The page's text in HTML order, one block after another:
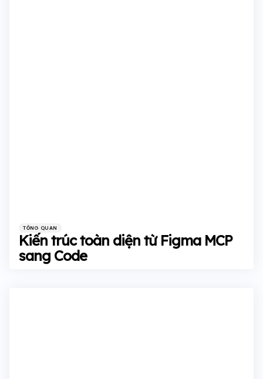
Categories
Posted
in
TỔNG QUAN
Kiến trúc toàn diện từ Figma MCP
sang Code